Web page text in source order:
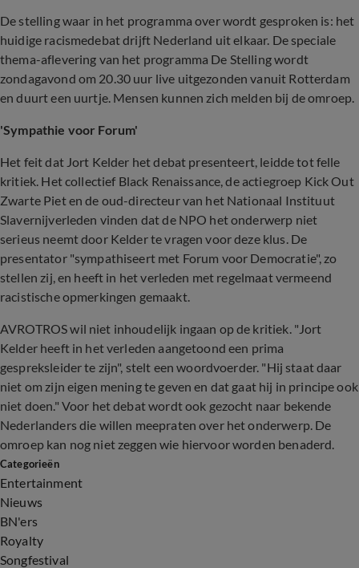
De stelling waar in het programma over wordt gesproken is: het
huidige racismedebat drijft Nederland uit elkaar. De speciale
thema-aflevering van het programma De Stelling wordt
zondagavond om 20.30 uur live uitgezonden vanuit Rotterdam
en duurt een uurtje. Mensen kunnen zich melden bij de omroep.
'Sympathie voor Forum'
Het feit dat Jort Kelder het debat presenteert, leidde tot felle
kritiek. Het collectief Black Renaissance, de actiegroep Kick Out
Zwarte Piet en de oud-directeur van het Nationaal Instituut
Slavernijverleden vinden dat de NPO het onderwerp niet
serieus neemt door Kelder te vragen voor deze klus. De
presentator "sympathiseert met Forum voor Democratie", zo
stellen zij, en heeft in het verleden met regelmaat vermeend
racistische opmerkingen gemaakt.
AVROTROS wil niet inhoudelijk ingaan op de kritiek. "Jort
Kelder heeft in het verleden aangetoond een prima
gespreksleider te zijn", stelt een woordvoerder. "Hij staat daar
niet om zijn eigen mening te geven en dat gaat hij in principe ook
niet doen." Voor het debat wordt ook gezocht naar bekende
Nederlanders die willen meepraten over het onderwerp. De
omroep kan nog niet zeggen wie hiervoor worden benaderd.
Categorieën
Entertainment
Nieuws
BN'ers
Royalty
Songfestival